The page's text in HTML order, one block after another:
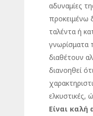
αδυναμίες
προκειμένω
ταλέντα ή
γνωρίσματα
διαθέτουν
διανοηθεί
ελκυστικές,
Είναι καλή